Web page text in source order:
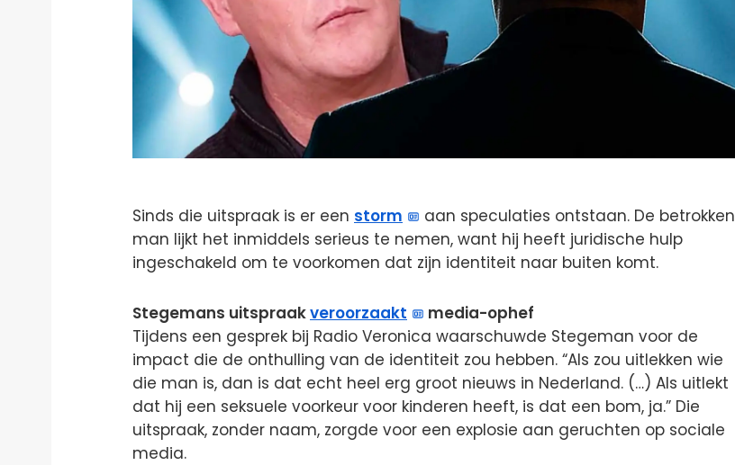
Sinds die uitspraak is er een storm
aan speculaties ontstaan. De betrokken
man lijkt het inmiddels serieus te nemen, want hij heeft juridische hulp
ingeschakeld om te voorkomen dat zijn identiteit naar buiten komt.
Stegemans uitspraakveroorzaakt
media-ophef
Tijdens een gesprek bij Radio Veronica waarschuwde Stegeman voor de
impact die de onthulling van de identiteit zou hebben. “Als zou uitlekken wie
die man is, dan is dat echt heel erg groot nieuws in Nederland. (…) Als uitlekt
dat hij een seksuele voorkeur voor kinderen heeft, is dat een bom, ja.” Die
uitspraak, zonder naam, zorgde voor een explosie aan geruchten op sociale
media.